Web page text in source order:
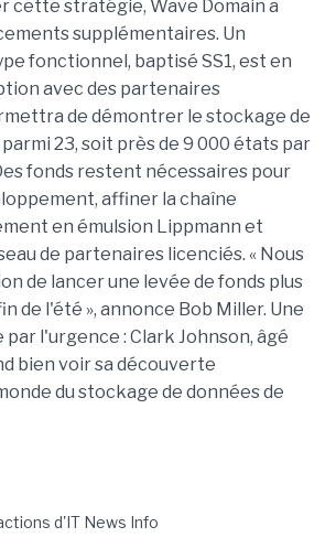
cette stratégie, Wave Domain a
supplémentaires. Un
fonctionnel, baptisé SS1, est en
avec des partenaires
de démontrer le stockage de
23, soit près de 9 000 états par
fonds restent nécessaires pour
affiner la chaîne
en émulsion Lippmann et
de partenaires licenciés. « Nous
de lancer une levée de fonds plus
de l'été », annonce Bob Miller. Une
l'urgence : Clark Johnson, âgé
bien voir sa découverte
du stockage de données de
d'IT News Info